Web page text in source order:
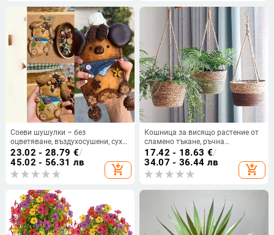
Соеви шушулки – без
оцветяване, въздухосушени, сухи
цветя за украса на стени
23.02 - 28.79 €/
45.02 - 56.31 лв
add_shopping_cart
Кошница за висящо растение от
сламено тъкане, ръчна
изработка, подходяща за зелени
растения
17.42 - 18.63 €/
34.07 - 36.44 лв
add_shopping_cart